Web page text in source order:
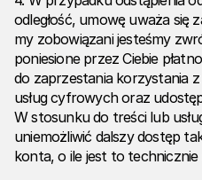
odległość, umowę uważa się
my zobowiązani jesteśmy
poniesione przez Ciebie
do zaprzestania korzystania
usług cyfrowych oraz
W stosunku do treści lub
uniemożliwić dalszy dostęp
konta, o ile jest to technicznie